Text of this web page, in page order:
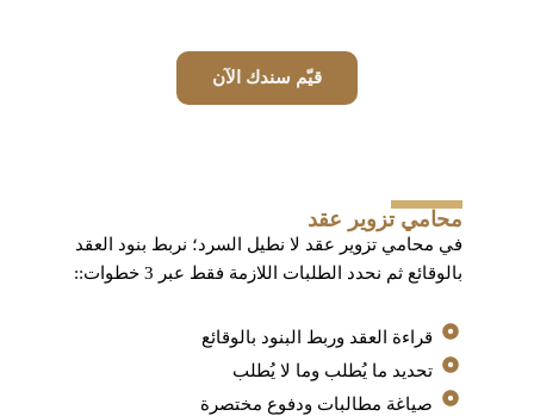
قيّم سندك الآن
محامي تزوير عقد
في محامي تزوير عقد لا نطيل السرد؛ نربط بنود العقد
بالوقائع ثم نحدد الطلبات اللازمة فقط عبر 3 خطوات::
قراءة العقد وربط البنود بالوقائع
تحديد ما يُطلب وما لا يُطلب
صياغة مطالبات ودفوع مختصرة